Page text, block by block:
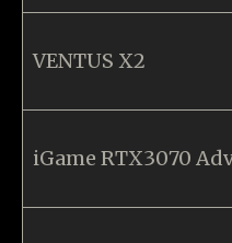
VENTUS X2
iGame RTX3070